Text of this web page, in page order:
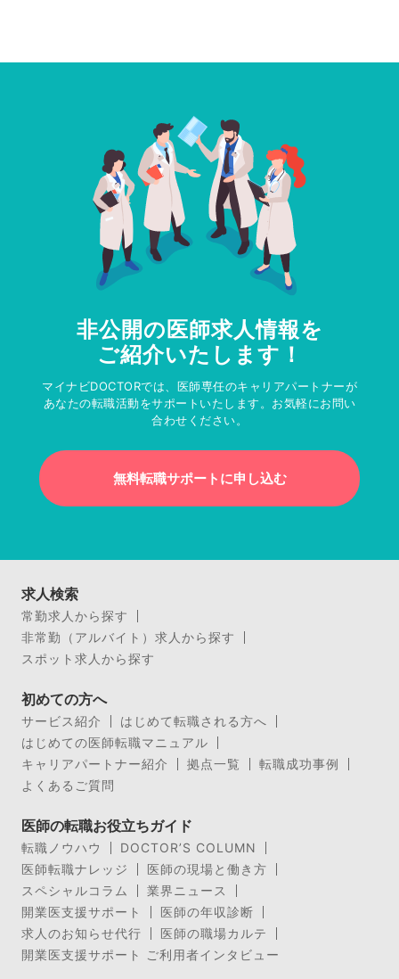
非公開の医師求人情報を
ご紹介いたします！
マイナビDOCTORでは、医師専任のキャリアパートナーが
あなたの転職活動をサポートいたします。お気軽にお問い
合わせください。
無料転職サポートに申し込む
求人検索
常勤求人から探す
非常勤（アルバイト）求人から探す
スポット求人から探す
初めての方へ
サービス紹介
はじめて転職される方へ
はじめての医師転職マニュアル
キャリアパートナー紹介
拠点一覧
転職成功事例
よくあるご質問
医師の転職お役立ちガイド
転職ノウハウ
DOCTOR’S COLUMN
医師転職ナレッジ
医師の現場と働き方
スペシャルコラム
業界ニュース
開業医支援サポート
医師の年収診断
求人のお知らせ代行
医師の職場カルテ
開業医支援サポート ご利用者インタビュー